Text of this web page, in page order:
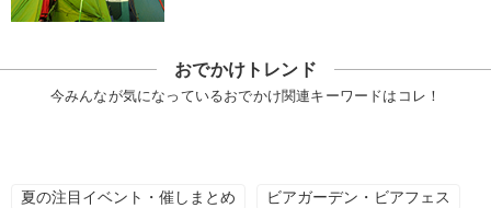
おでかけトレンド
今みんなが気になっているおでかけ関連キーワードはコレ！
夏の注目イベント・催しまとめ ビアガーデン・ビアフェス